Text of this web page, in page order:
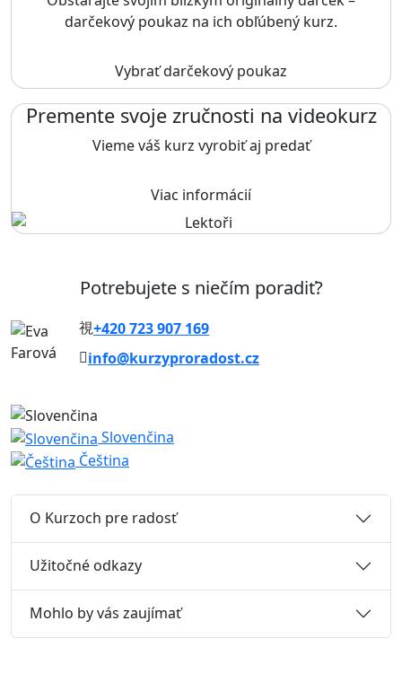
darčekový poukaz na ich obľúbený kurz.
Vybrať darčekový poukaz
Premente svoje zručnosti na videokurz
Vieme váš kurz vyrobiť aj predať
Viac informácií
Potrebujete s niečím poradiť?
+420 723 907 169
info@kurzyproradost.cz
Slovenčina
Čeština
O Kurzoch pre radosť
Užitočné odkazy
Mohlo by vás zaujímať